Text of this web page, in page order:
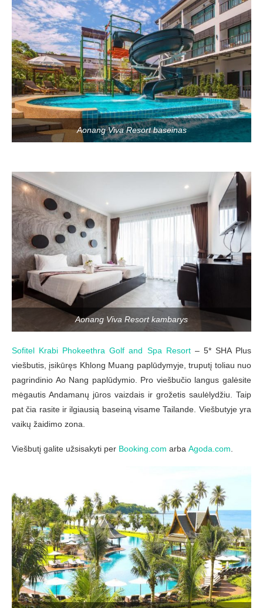
Aonang Viva Resort baseinas
Aonang Viva Resort kambarys
Sofitel Krabi Phokeethra Golf and Spa Resort– 5* SHA Plus
viešbutis, įsikūręs Khlong Muang paplūdymyje, truputį toliau nuo
pagrindinio Ao Nang paplūdymio. Pro viešbučio langus galėsite
mėgautis Andamanų jūros vaizdais ir grožetis saulėlydžiu. Taip
pat čia rasite ir ilgiausią baseiną visame Tailande. Viešbutyje yra
vaikų žaidimo zona.
Viešbutį galite užsisakyti per Booking.com arba Agoda.com